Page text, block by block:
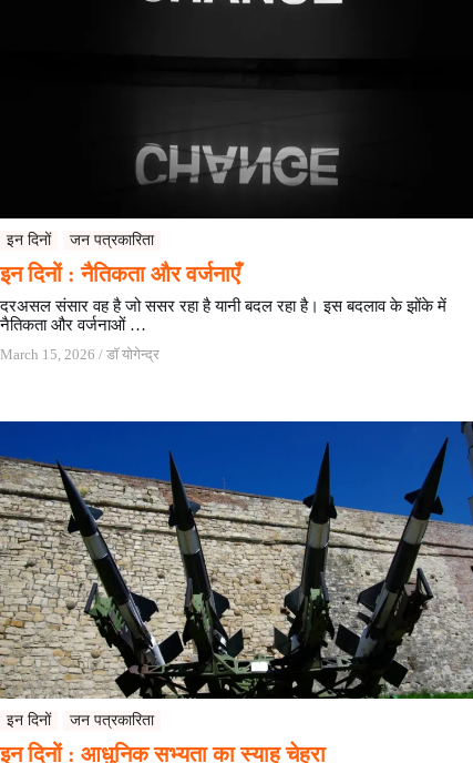
इन दिनों जन पत्रकारिता
इन दिनों : नैतिकता और वर्जनाएँ
दरअसल संसार वह है जो ससर रहा है यानी बदल रहा है। इस बदलाव के झोंके में
नैतिकता और वर्जनाओं …
March 15, 2026 / डॉ योगेन्द्र
इन दिनों जन पत्रकारिता
इन दिनों : आधुनिक सभ्यता का स्याह चेहरा